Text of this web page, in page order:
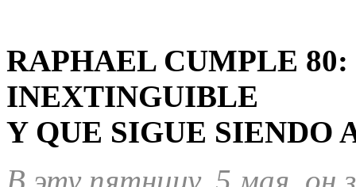
RAPHAEL CUMPLE
INEXTINGUIBLE
Y QUE SIGUE SIENDO
В эту пятницу, 5 мая, он